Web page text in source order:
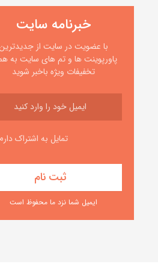
خبرنامه سایت
با عضویت در سایت از
پاورپوینت ها و تم های سایت به
تخفیفات ویژه باخبر شوید
تمایل به اشتراک
ایمیل شما نزد ما محفوظ است